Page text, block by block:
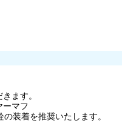
ます。
ーマフ
装着を推奨いたします。